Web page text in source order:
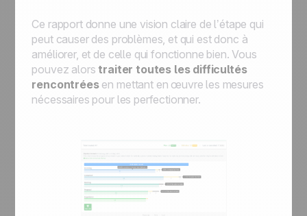
Ce rapport donne une vision claire de l’étape qui
peut causer des problèmes, et qui est donc à
améliorer, et de celle qui fonctionne bien. Vous
pouvez alorstraiter toutes les difficultés
rencontréesen mettant en œuvre les mesures
nécessaires pour les perfectionner.